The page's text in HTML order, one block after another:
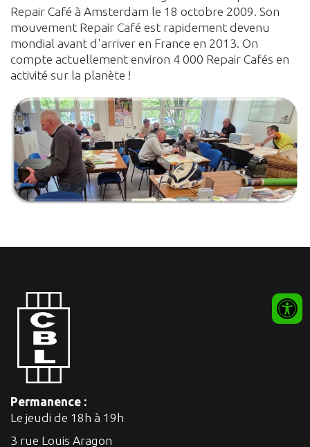
Repair Café à Amsterdam le 18 octobre 2009. Son
mouvement Repair Café est rapidement devenu
mondial avant d'arriver en France en 2013. On
compte actuellement environ 4 000 Repair Cafés en
activité sur la planète !
Permanence :
Le jeudi de 18h à 19h
3 rue Louis Aragon